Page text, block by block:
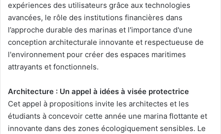
expériences des utilisateurs grâce aux technologies
avancées, le rôle des institutions financières dans
l’approche durable des marinas et l'importance d'une
conception architecturale innovante et respectueuse de
l'environnement pour créer des espaces maritimes
attrayants et fonctionnels.
Architecture : Un appel à idées à visée protectrice
Cet appel à propositions invite les architectes et les
étudiants à concevoir cette année une marina flottante et
innovante dans des zones écologiquement sensibles. Le